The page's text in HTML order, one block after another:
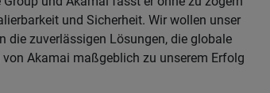
und Sicherheit. Wir wollen unser
die zuverlässigen Lösungen, die globale
Akamai maßgeblich zu unserem Erfolg